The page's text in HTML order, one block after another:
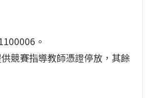
。
競賽指導教師憑證停放，其餘